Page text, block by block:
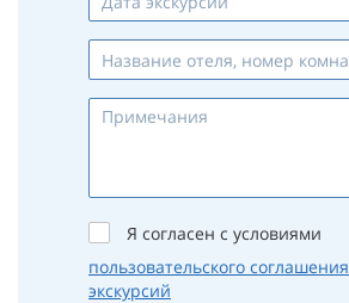
Я согласен с условиями
пользовательского соглашения
экскурсий